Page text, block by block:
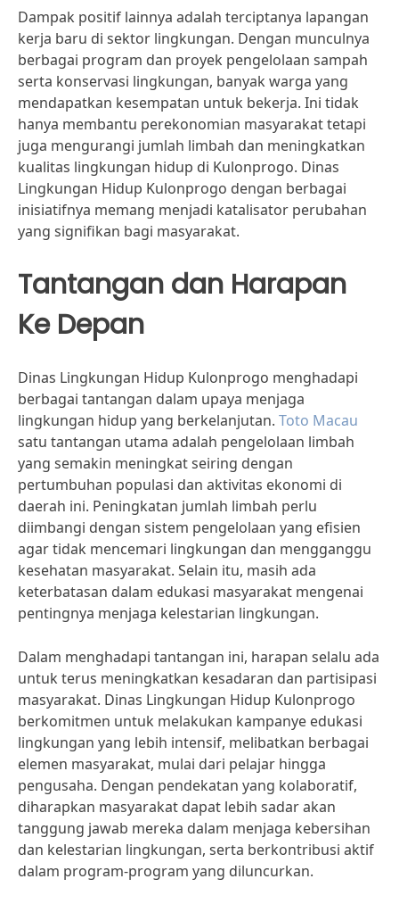
Dampak positif lainnya adalah terciptanya lapangan
kerja baru di sektor lingkungan. Dengan munculnya
berbagai program dan proyek pengelolaan sampah
serta konservasi lingkungan, banyak warga yang
mendapatkan kesempatan untuk bekerja. Ini tidak
hanya membantu perekonomian masyarakat tetapi
juga mengurangi jumlah limbah dan meningkatkan
kualitas lingkungan hidup di Kulonprogo. Dinas
Lingkungan Hidup Kulonprogo dengan berbagai
inisiatifnya memang menjadi katalisator perubahan
yang signifikan bagi masyarakat.
Tantangan dan Harapan
Ke Depan
Dinas Lingkungan Hidup Kulonprogo menghadapi
berbagai tantangan dalam upaya menjaga
lingkungan hidup yang berkelanjutan. Toto Macau
satu tantangan utama adalah pengelolaan limbah
yang semakin meningkat seiring dengan
pertumbuhan populasi dan aktivitas ekonomi di
daerah ini. Peningkatan jumlah limbah perlu
diimbangi dengan sistem pengelolaan yang efisien
agar tidak mencemari lingkungan dan mengganggu
kesehatan masyarakat. Selain itu, masih ada
keterbatasan dalam edukasi masyarakat mengenai
pentingnya menjaga kelestarian lingkungan.
Dalam menghadapi tantangan ini, harapan selalu ada
untuk terus meningkatkan kesadaran dan partisipasi
masyarakat. Dinas Lingkungan Hidup Kulonprogo
berkomitmen untuk melakukan kampanye edukasi
lingkungan yang lebih intensif, melibatkan berbagai
elemen masyarakat, mulai dari pelajar hingga
pengusaha. Dengan pendekatan yang kolaboratif,
diharapkan masyarakat dapat lebih sadar akan
tanggung jawab mereka dalam menjaga kebersihan
dan kelestarian lingkungan, serta berkontribusi aktif
dalam program-program yang diluncurkan.